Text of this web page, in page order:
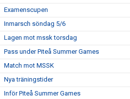
Examenscupen
Inmarsch söndag 5/6
Lagen mot mssk torsdag
Pass under Piteå Summer Games
Match mot MSSK
Nya träningstider
Inför Piteå Summer Games